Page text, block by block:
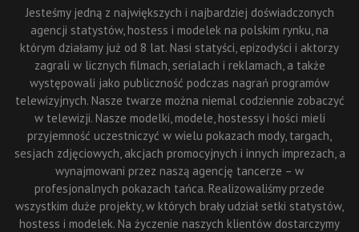
Jesteśmy jedną z największych i najbardziej doświadczonych
agencji statystów, hostess i modelek na polskim rynku, na
którym działamy już od 8 lat. Nasi statyści, epizodyści i aktorzy
zagrali w licznych filmach, serialach i reklamach, a także
występowali jako publiczność podczas nagrań programów
telewizyjnych. Nasze twarze można niemal codziennie zobaczyć
w telewizji. Nasze modelki, modele, hostessy i hości mieli
przyjemność uczestniczyć w wielu pokazach mody, targach,
sesjach zdjęciowych, akcjach promocyjnych i innych imprezach, a
wynajmowani przez naszą agencję tancerze – w
profesjonalnych pokazach tańca. Realizowaliśmy przede
wszystkim duże projekty, w których brały udział setki statystów,
hostess i modelek. Na życzenie naszych klientów dostarczymy